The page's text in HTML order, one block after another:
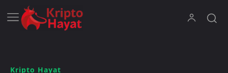
Kripto Hayat